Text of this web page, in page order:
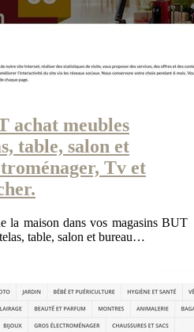
achat meubles
table, salon et
Tv et
la maison dans vos magasins BUT
table, salon et bureau…